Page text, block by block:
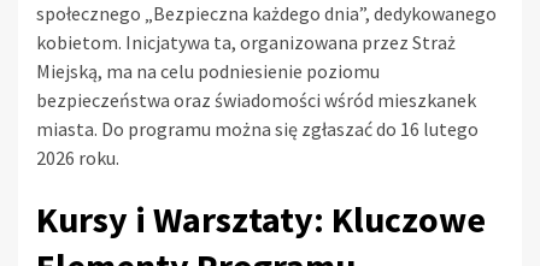
społecznego „Bezpieczna każdego dnia”, dedykowanego
kobietom. Inicjatywa ta, organizowana przez Straż
Miejską, ma na celu podniesienie poziomu
bezpieczeństwa oraz świadomości wśród mieszkanek
miasta. Do programu można się zgłaszać do 16 lutego
2026 roku.
Kursy i Warsztaty: Kluczowe